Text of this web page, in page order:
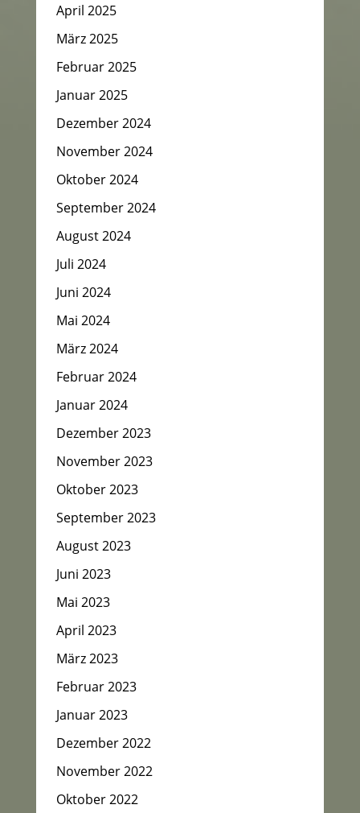
April 2025
März 2025
Februar 2025
Januar 2025
Dezember 2024
November 2024
Oktober 2024
September 2024
August 2024
Juli 2024
Juni 2024
Mai 2024
März 2024
Februar 2024
Januar 2024
Dezember 2023
November 2023
Oktober 2023
September 2023
August 2023
Juni 2023
Mai 2023
April 2023
März 2023
Februar 2023
Januar 2023
Dezember 2022
November 2022
Oktober 2022